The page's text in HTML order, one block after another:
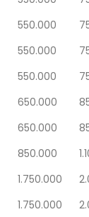
550.000
550.000
550.000
650.000
650.000
850.000
1.750.000
1.750.000